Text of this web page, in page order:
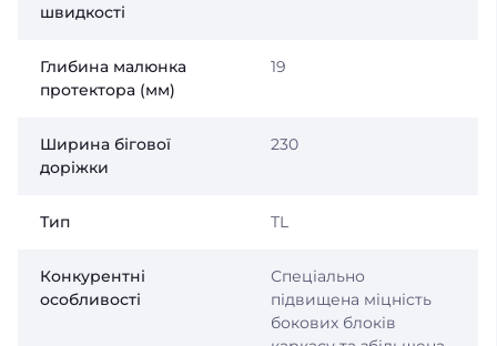
швидкості
Глибина малюнка
протектора (мм)
19
Ширина бігової
доріжки
230
Тип TL
Конкурентні
особливості
Спеціально
підвищена міцність
бокових блоків